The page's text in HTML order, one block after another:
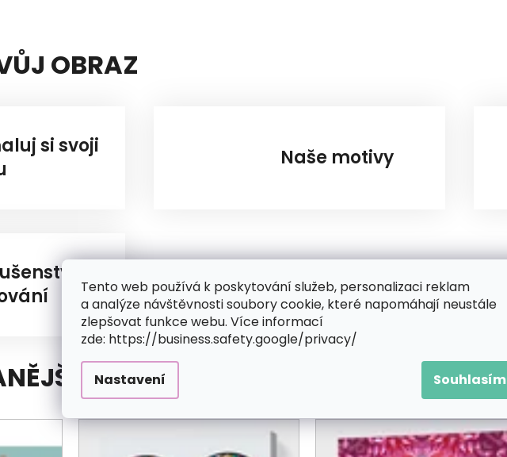
Tento web používá k poskytování služeb, personalizaci reklam
a analýze návštěvnosti soubory cookie, které napomáhají neustále
zlepšovat funkce webu. Více informací
zde: https://business.safety.google/privacy/
Nastavení Souhlasím
OBRAZ
si svoji
Naše motivy
k